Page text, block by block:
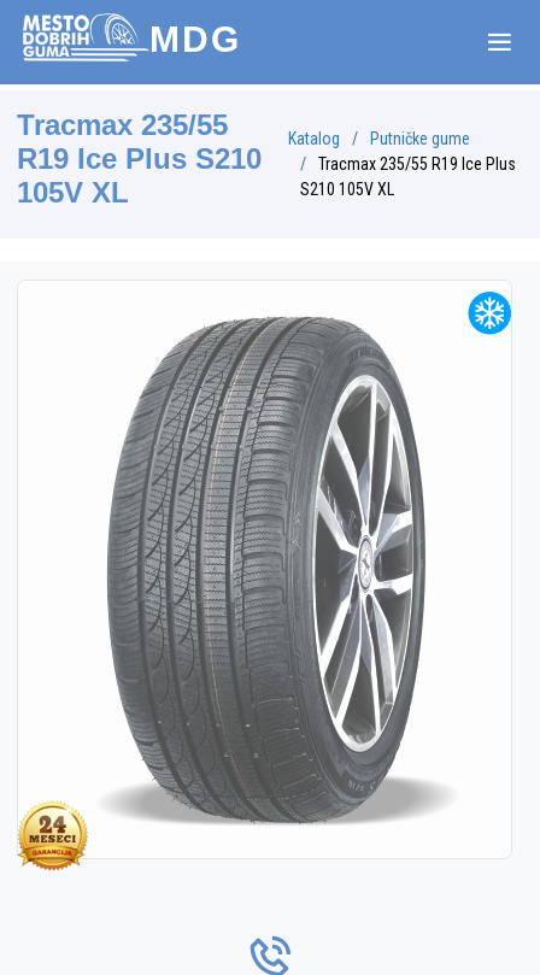
MDG
Tracmax 235/55
R19 Ice Plus S210
105V XL
Katalog
Putničke gume
Tracmax 235/55 R19 Ice Plus
S210 105V XL